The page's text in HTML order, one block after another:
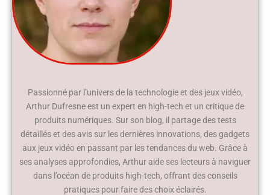
Passionné par l’univers de la technologie et des jeux vidéo,
Arthur Dufresne est un expert en high-tech et un critique de
produits numériques. Sur son blog, il partage des tests
détaillés et des avis sur les dernières innovations, des gadgets
aux jeux vidéo en passant par les tendances du web. Grâce à
ses analyses approfondies, Arthur aide ses lecteurs à naviguer
dans l’océan de produits high-tech, offrant des conseils
pratiques pour faire des choix éclairés.